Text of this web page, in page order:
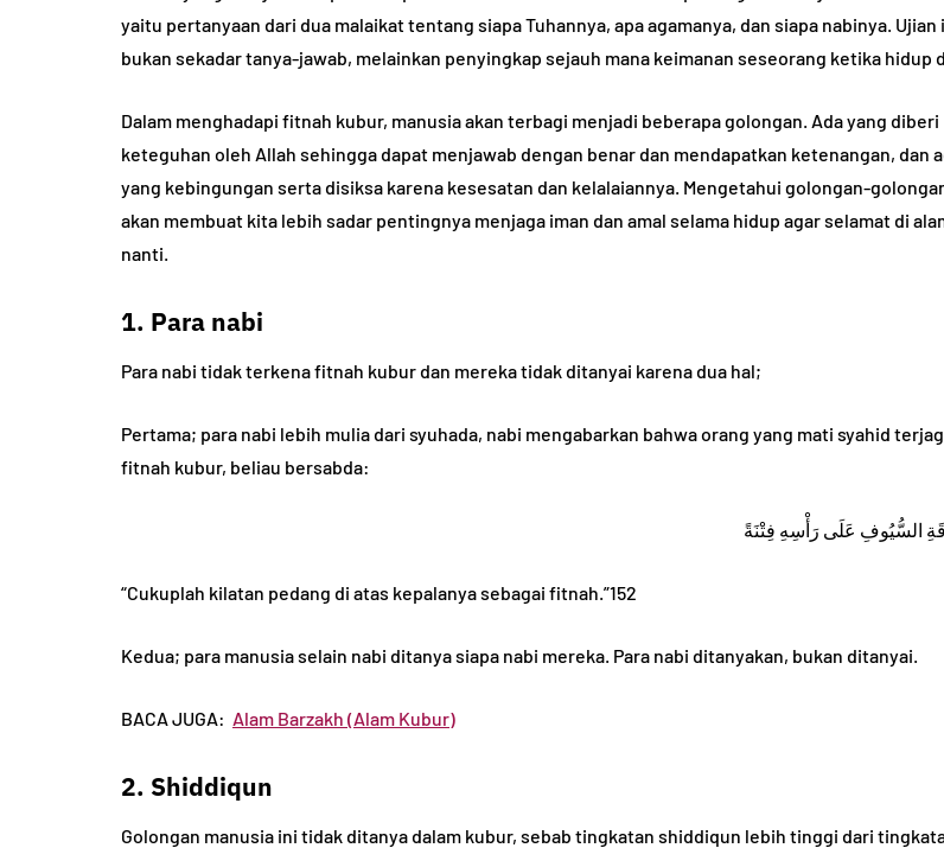
yaitu pertanyaan dari dua malaikat tentang siapa Tuhannya, apa agamanya, dan siapa nabinya. Ujian
bukan sekadar tanya-jawab, melainkan penyingkap sejauh mana keimanan seseorang ketika hidup
Dalam menghadapi fitnah kubur, manusia akan terbagi menjadi beberapa golongan. Ada yang diberi
keteguhan oleh Allah sehingga dapat menjawab dengan benar dan mendapatkan ketenangan, dan
yang kebingungan serta disiksa karena kesesatan dan kelalaiannya. Mengetahui golongan-
akan membuat kita lebih sadar pentingnya menjaga iman dan amal selama hidup agar selamat di
nanti.
1. Para nabi
Para nabi tidak terkena fitnah kubur dan mereka tidak ditanyai karena dua hal;
Pertama; para nabi lebih mulia dari syuhada, nabi mengabarkan bahwa orang yang mati syahid
fitnah kubur, beliau bersabda:
السُّيُوفِ عَلَى رَأْسِهِ فِتْنَةً
“Cukuplah kilatan pedang di atas kepalanya sebagai fitnah.”152
Kedua; para manusia selain nabi ditanya siapa nabi mereka. Para nabi ditanyakan, bukan ditanyai.
BACA JUGA: Alam Barzakh (Alam Kubur)
2. Shiddiqun
Golongan manusia ini tidak ditanya dalam kubur, sebab tingkatan shiddiqun lebih tinggi dari
dan Ciri Fisik
August 6, 2024
HADIST
Akhlak yang Baik dan
By
TANYA JAWAB
Masuk Instansi